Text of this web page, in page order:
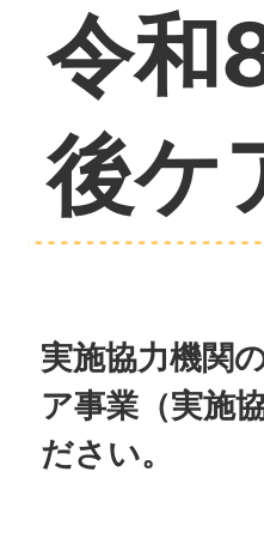
令和
後ケ
実施協力機関
ア事業（実施
ださい。